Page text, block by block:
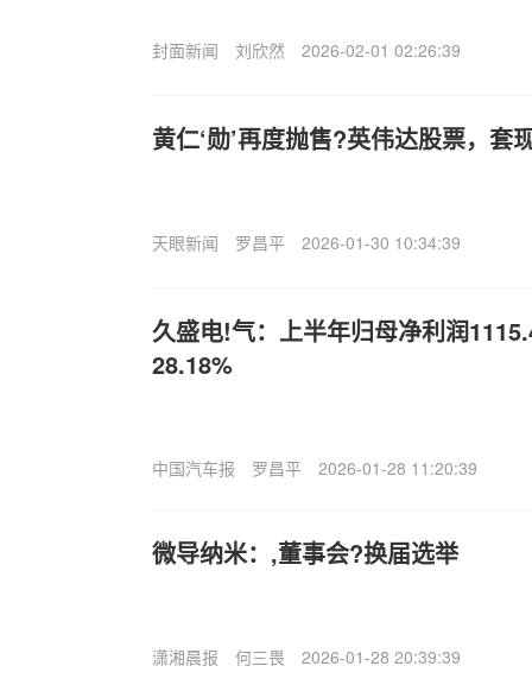
封面新闻 刘欣然 2026-02-01 02:26:39
黄仁‘勋’再度抛售?英伟达股票，套
天眼新闻 罗昌平 2026-01-30 10:34:39
久盛电!气：上半年归母净利润
28.18%
中国汽车报 罗昌平 2026-01-28 11:20:39
微导纳米：,董事会?换届选举
潇湘晨报 何三畏 2026-01-28 20:39:39